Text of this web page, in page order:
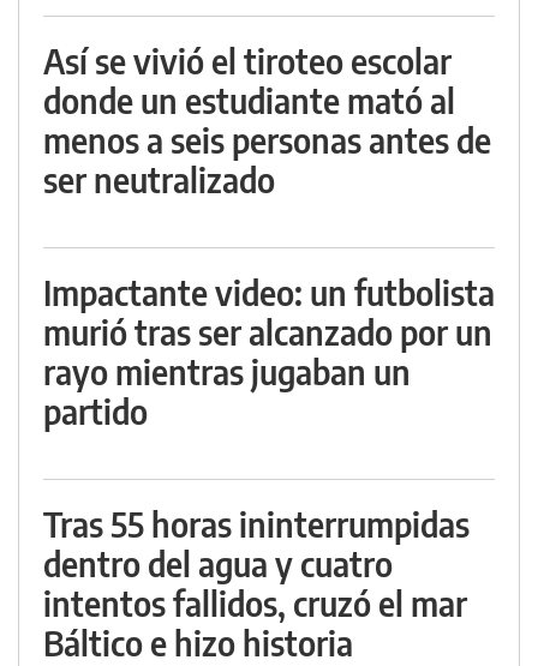
Así se vivió el tiroteo escolar
donde un estudiante mató al
menos a seis personas antes de
ser neutralizado
Impactante video: un futbolista
murió tras ser alcanzado por un
rayo mientras jugaban un
partido
Tras 55 horas ininterrumpidas
dentro del agua y cuatro
intentos fallidos, cruzó el mar
Báltico e hizo historia